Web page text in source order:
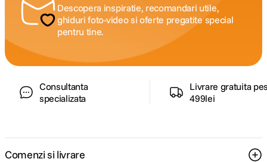
Descopera inspiratie, recomandari utile,
ghiduri foto-video si oferte pregatite special
pentru tine.
Consultanta
specializata
Livrare gratuita
499lei
Comenzi si livrare